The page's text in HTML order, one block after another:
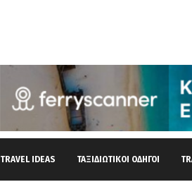
TRAVEL IDEAS ΤΑΞΙΔΙΩΤΙΚΟΊ ΟΔΗΓΟΊ